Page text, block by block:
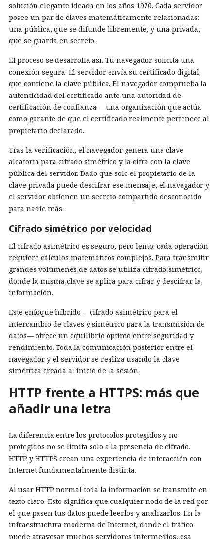
solución elegante ideada en los años 1970. Cada servidor
posee un par de claves matemáticamente relacionadas:
una pública, que se difunde libremente, y una privada,
que se guarda en secreto.
El proceso se desarrolla así. Tu navegador solicita una
conexión segura. El servidor envía su certificado digital,
que contiene la clave pública. El navegador comprueba la
autenticidad del certificado ante una autoridad de
certificación de confianza —una organización que actúa
como garante de que el certificado realmente pertenece al
propietario declarado.
Tras la verificación, el navegador genera una clave
aleatoria para cifrado simétrico y la cifra con la clave
pública del servidor. Dado que solo el propietario de la
clave privada puede descifrar ese mensaje, el navegador y
el servidor obtienen un secreto compartido desconocido
para nadie más.
Cifrado simétrico por velocidad
El cifrado asimétrico es seguro, pero lento: cada operación
requiere cálculos matemáticos complejos. Para transmitir
grandes volúmenes de datos se utiliza cifrado simétrico,
donde la misma clave se aplica para cifrar y descifrar la
información.
Este enfoque híbrido —cifrado asimétrico para el
intercambio de claves y simétrico para la transmisión de
datos— ofrece un equilibrio óptimo entre seguridad y
rendimiento. Toda la comunicación posterior entre el
navegador y el servidor se realiza usando la clave
simétrica creada al inicio de la sesión.
HTTP frente a HTTPS: más que
añadir una letra
La diferencia entre los protocolos protegidos y no
protegidos no se limita solo a la presencia de cifrado.
HTTP y HTTPS crean una experiencia de interacción con
Internet fundamentalmente distinta.
Al usar HTTP normal toda la información se transmite en
texto claro. Esto significa que cualquier nodo de la red por
el que pasen tus datos puede leerlos y analizarlos. En la
infraestructura moderna de Internet, donde el tráfico
puede atravesar muchos servidores intermedios, esa